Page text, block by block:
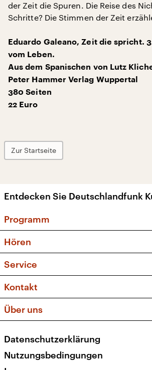
der Zeit die Spuren. Die Reise des
Schritte? Die Stimmen der Zeit
Eduardo Galeano, Zeit die spricht.
vom Leben.
Aus dem Spanischen von Lutz
Peter Hammer Verlag Wuppertal
380 Seiten
22 Euro
Zur Startseite
Entdecken Sie Deutschlandfunk
Programm
Sendungen und Podcasts
Musikliste
Kakadu – Das Kinderprogramm
Hören
Frequenzen (UKW + DAB+)
Service
FAQ
Apps
Newsletter
Veranstaltungen
Kontakt
Social Media
Über uns
Presse
Karriere
Datenschutzerklärung
Nutzungsbedingungen